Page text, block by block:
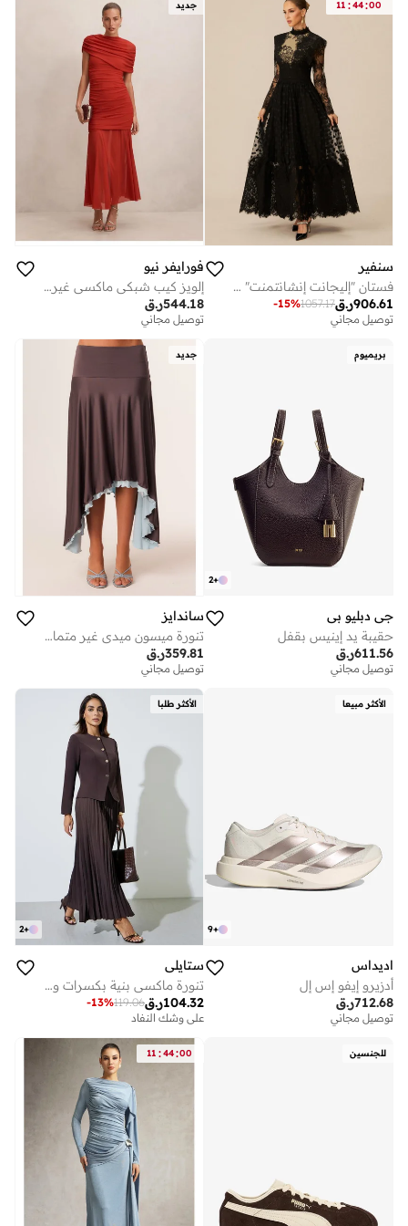
11 :44:00
سنفير
فستان "إليجانت إنشانتمنت" ماكسي من الدانتيل باللون الأسود وبنقشة البولكا دوت
ر.ق906.61
1057.17
-15%
توصيل مجاني
جديد
فورايفر نيو
إلويز كيب شبكي ماكسي غير متماثل
ر.ق544.18
توصيل مجاني
بريميوم
+
2
جي دبليو بي
حقيبة يد إينيس بقفل
ر.ق611.56
توصيل مجاني
جديد
ساندايز
تنورة ميسون ميدي غير متماثلة الحافة
ر.ق359.81
توصيل مجاني
الأكثر مبيعا
+
9
اديداس
أدزيرو إيفو إس إل
ر.ق712.68
توصيل مجاني
الأكثر طلبا
+
2
ستايلي
تنورة ماكسي بنية بكسرات وقصة واسعة
ر.ق104.32
119.06
-13%
على وشك النفاد
للجنسين 11 :44:00